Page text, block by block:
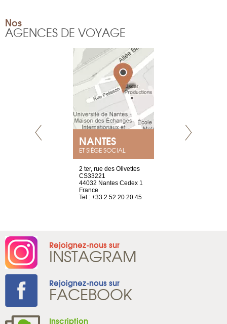
Nos
AGENCES DE VOYAGE
NANTES
ET SIÈGE SOCIAL
2 ter, rue des Olivettes
CS33221
44032 Nantes Cedex 1
France
Tel : +33 2 52 20 20 45
Rejoignez-nous sur
INSTAGRAM
Rejoignez-nous sur
FACEBOOK
Inscription